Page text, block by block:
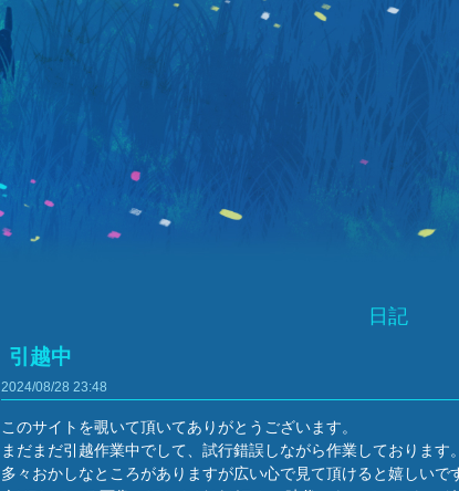
日記
引越中
2024/08/28 23:48
このサイトを覗いて頂いてありがとうございます。
まだまだ引越作業中でして、試行錯誤しながら作業しております。
多々おかしなところがありますが広い心で見て頂けると嬉しいで